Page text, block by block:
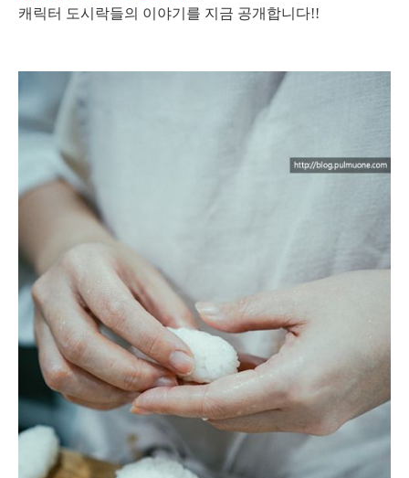
캐릭터 도시락들의 이야기를 지금 공개합니다!!